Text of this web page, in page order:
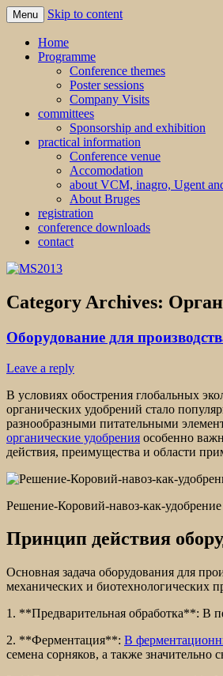
MS2013
Menu Skip to content
Home
Programme
Conference themes
Poster sessions
Company Visits
committees
Sponsorship and exhibition
practical information
Conference venue
Accomodation
about VCM, inagro, Ugent
About Bruges
registration
conference downloads
contact
Category Archives:
Оборудование для
Leave a reply
В условиях обострения глобальных
органических удобрений стало
разнообразными питательными
органические удобрения особенно
действия, преимущества и области
Решение-Коровий-навоз-как-удобрение
Принцип действия
Основная задача оборудования для
механических и биотехнологических
1. **Предварительная обработка**: В
2. **Ферментация**: В
семена сорняков, а также значительно